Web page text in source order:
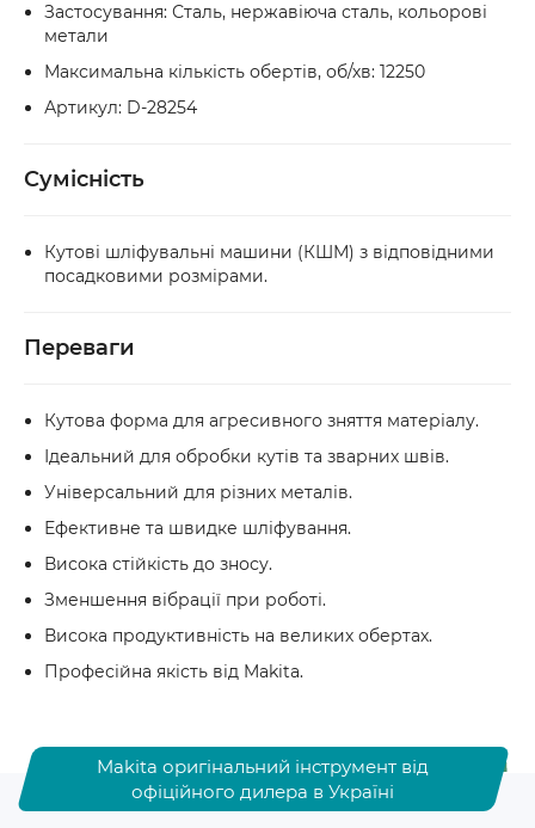
Застосування: Сталь, нержавіюча сталь, кольорові
метали
Максимальна кількість обертів, об/хв: 12250
Артикул: D-28254
Сумісність
Кутові шліфувальні машини (КШМ) з відповідними
посадковими розмірами.
Переваги
Кутова форма для агресивного зняття матеріалу.
Ідеальний для обробки кутів та зварних швів.
Універсальний для різних металів.
Ефективне та швидке шліфування.
Висока стійкість до зносу.
Зменшення вібрації при роботі.
Висока продуктивність на великих обертах.
Професійна якість від Makita.
Makita оригінальний інструмент від
офіційного дилера в Україні